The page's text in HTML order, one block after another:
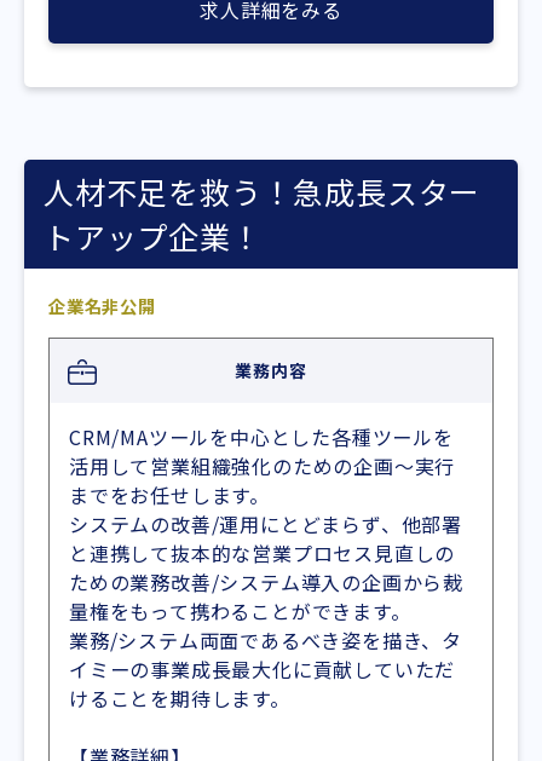
求人詳細をみる
人材不足を救う！急成長スター
トアップ企業！
企業名非公開
業務内容
CRM/MAツールを中心とした各種ツールを
活用して営業組織強化のための企画〜実行
までをお任せします。
システムの改善/運用にとどまらず、他部署
と連携して抜本的な営業プロセス見直しの
ための業務改善/システム導入の企画から裁
量権をもって携わることができます。
業務/システム両面であるべき姿を描き、タ
イミーの事業成長最大化に貢献していただ
けることを期待します。